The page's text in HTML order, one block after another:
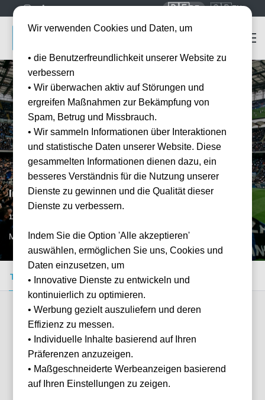
🇩🇪DE 🇬🇧EN
Inter Mailand vs AS Rom
11.04.2027
MIL, IT
Tickets kaufen Event-Info FAQ
Verfügbare Kategorien (4)
Wir verwenden Cookies und Daten, um
• die Benutzerfreundlichkeit unserer Website zu
verbessern
• Wir überwachen aktiv auf Störungen und
ergreifen Maßnahmen zur Bekämpfung von
Spam, Betrug und Missbrauch.
• Wir sammeln Informationen über Interaktionen
und statistische Daten unserer Website. Diese
gesammelten Informationen dienen dazu, ein
besseres Verständnis für die Nutzung unserer
Dienste zu gewinnen und die Qualität dieser
Dienste zu verbessern.
Indem Sie die Option 'Alle akzeptieren'
auswählen, ermöglichen Sie uns, Cookies und
Daten einzusetzen, um
• Innovative Dienste zu entwickeln und
kontinuierlich zu optimieren.
• Werbung gezielt auszuliefern und deren
Effizienz zu messen.
• Individuelle Inhalte basierend auf Ihren
Präferenzen anzuzeigen.
• Maßgeschneiderte Werbeanzeigen basierend
auf Ihren Einstellungen zu zeigen.